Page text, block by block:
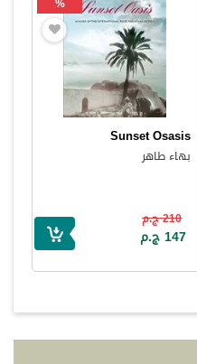
Sunset Osasis
بهاء طاهر
210 ج.م
147 ج.م